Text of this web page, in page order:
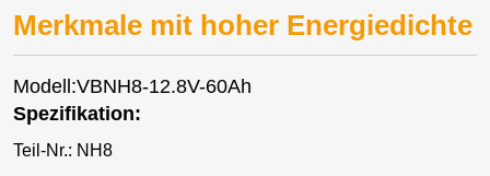
Merkmale mit hoher Energiedichte
Modell:VBNH8-12.8V-60Ah
Spezifikation:
Teil-Nr.: NH8